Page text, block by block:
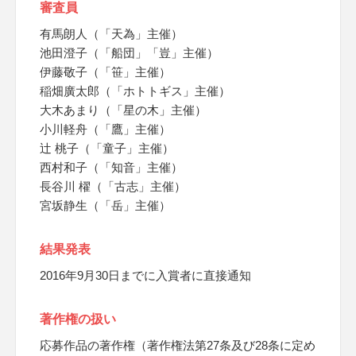
審査員
有馬朗人（「天為」主催）
池田澄子（「船団」「豈」主催）
伊藤敬子（「笹」主催）
稲畑廣太郎（「ホトトギス」主催）
大木あまり（「星の木」主催）
小川軽舟（「鷹」主催）
辻 桃子（「童子」主催）
西村和子（「知音」主催）
長谷川 櫂（「古志」主催）
宮坂静生（「岳」主催）
結果発表
2016年9月30日までに入賞者に直接通知
著作権の扱い
応募作品の著作権（著作権法第27条及び28条に定め